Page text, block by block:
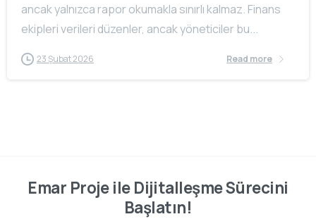
ancak yalnızca rapor okumakla sınırlı kalmaz. Finans
ekipleri verileri düzenler, ancak yöneticiler bu...
23 Şubat 2026 Read more
Emar Proje ile Dijitalleşme Sürecini
Başlatın!